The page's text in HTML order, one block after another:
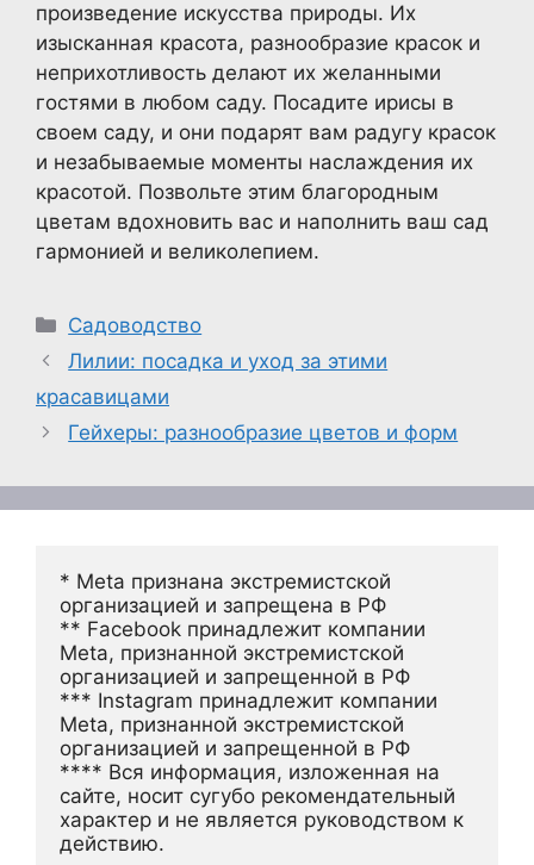
произведение искусства природы. Их
изысканная красота, разнообразие красок и
неприхотливость делают их желанными
гостями в любом саду. Посадите ирисы в
своем саду, и они подарят вам радугу красок
и незабываемые моменты наслаждения их
красотой. Позвольте этим благородным
цветам вдохновить вас и наполнить ваш сад
гармонией и великолепием.
Рубрики
Садоводство
Лилии: посадка и уход за этими
красавицами
Гейхеры: разнообразие цветов и форм
* Meta признана экстремистской
организацией и запрещена в РФ
** Facebook принадлежит компании
Meta, признанной экстремистской
организацией и запрещенной в РФ
*** Instagram принадлежит компании
Meta, признанной экстремистской
организацией и запрещенной в РФ
**** Вся информация, изложенная на
сайте, носит сугубо рекомендательный
характер и не является руководством к
действию.